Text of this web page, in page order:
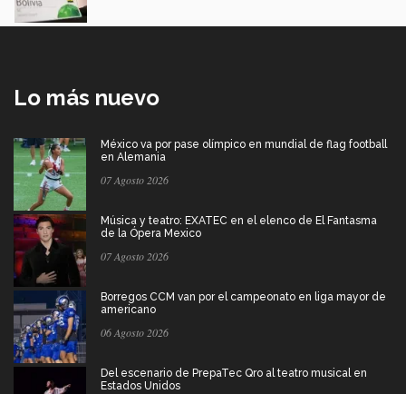
Lo más nuevo
México va por pase olímpico en mundial de flag football
en Alemania
07 Agosto 2026
Música y teatro: EXATEC en el elenco de El Fantasma
de la Ópera Mexico
07 Agosto 2026
Borregos CCM van por el campeonato en liga mayor de
americano
06 Agosto 2026
Del escenario de PrepaTec Qro al teatro musical en
Estados Unidos